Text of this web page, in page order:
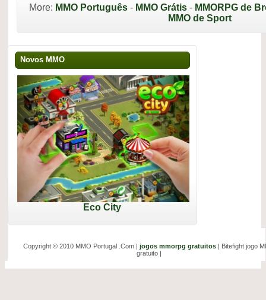
More: MMO Português- MMO Grátis- MMORPG de
MMO de Sport
Novos MMO
Eco City
Copyright © 2010 MMO Portugal .Com | jogos mmorpg gratuitos| Bitefight jogo
gratuito |